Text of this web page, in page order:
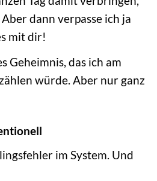
dann verpasse ich ja
mit dir!
Geheimnis, das ich am
würde. Aber nur ganz
im System. Und